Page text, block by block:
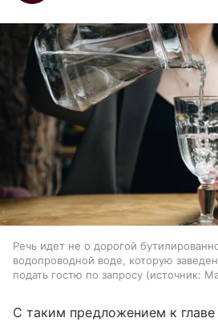
Речь идет не о дорогой
водопроводной воде, которую
подать гостю по запросу
источник:
С таким предложением к